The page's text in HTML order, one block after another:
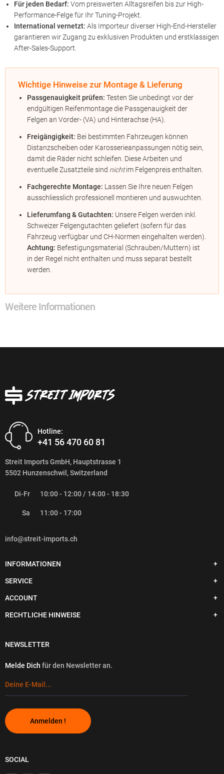
Für jeden Bedarf: Vom preiswerten Alltagsreifen bis zur High-
Performance-Felge für Ihr Tuning-Projekt.
International vernetzt: Als Importeur diverser High-End-Hersteller
garantieren wir Zugang zu exklusiven Produkten und erstklassigen
After-Sales-Support.
Wichtige Hinweise zur Montage & Lieferung
Passgenauigkeit prüfen: Testen Sie unbedingt vor der
endgültigen Reifenmontage die Passgenauigkeit der
Felgen an Vorder- (VA) und Hinterachse (HA).
Freigängigkeit: Bei bestimmten Fahrzeugen können
Distanzscheiben oder Karosserieanpassungen nötig sein,
damit die Räder nicht schleifen. Diese Arbeiten und
eventuelle Zusatzteile sind nichtim Felgenpreis enthalten.
Fachgerechte Montage: Lassen Sie Ihre neuen Felgen
ausschliesslich professionell montieren und auswuchten.
Lieferumfang & Gutachten: Unsere Felgen werden inkl.
Schweizer Felgengutachten geliefert (sofern für das
Fahrzeug verfügbar und CH-Normen eingehalten werden).
Achtung: Befestigungsmaterial (Schrauben/Muttern) ist
in der Regel nicht enthalten und muss separat bestellt
werden.
Weitere Informationen
Hotline:
+41 56 470 60 81
Streit Imports GmbH, Hauptstrasse 1
5502 Hunzenschwil, Switzerland
Di-Fr 10:00 - 12:00 / 14:00 - 18:30
Sa 11:00 - 17:00
info@streit-imports.ch
INFORMATIONEN
SERVICE
ACCOUNT
RECHTLICHE HINWEISE
NEWSLETTER
Melde Dich für den Newsletter an.
Anmelden !
SOCIAL